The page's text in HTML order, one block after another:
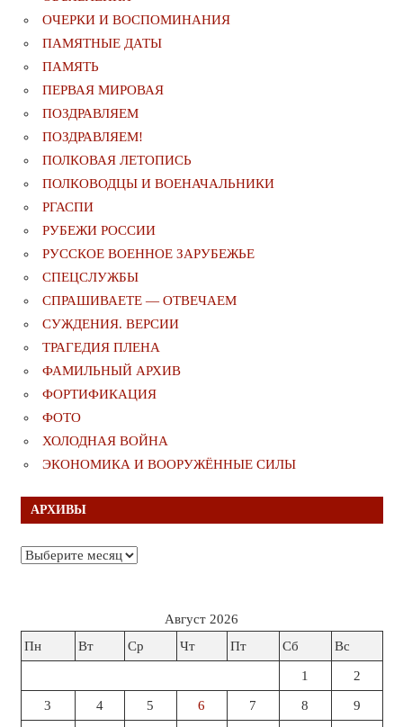
ОЧЕРКИ И ВОСПОМИНАНИЯ
ПАМЯТНЫЕ ДАТЫ
ПАМЯТЬ
ПЕРВАЯ МИРОВАЯ
ПОЗДРАВЛЯЕМ
ПОЗДРАВЛЯЕМ!
ПОЛКОВАЯ ЛЕТОПИСЬ
ПОЛКОВОДЦЫ И ВОЕНАЧАЛЬНИКИ
РГАСПИ
РУБЕЖИ РОССИИ
РУССКОЕ ВОЕННОЕ ЗАРУБЕЖЬЕ
СПЕЦСЛУЖБЫ
СПРАШИВАЕТЕ — ОТВЕЧАЕМ
СУЖДЕНИЯ. ВЕРСИИ
ТРАГЕДИЯ ПЛЕНА
ФАМИЛЬНЫЙ АРХИВ
ФОРТИФИКАЦИЯ
ФОТО
ХОЛОДНАЯ ВОЙНА
ЭКОНОМИКА И ВООРУЖЁННЫЕ СИЛЫ
АРХИВЫ
Архивы
Август 2026
Пн
Вт Ср Чт Пт Сб Вс
1 2
3 4 5 6 7 8 9